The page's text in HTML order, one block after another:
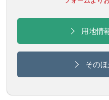
用地情
その